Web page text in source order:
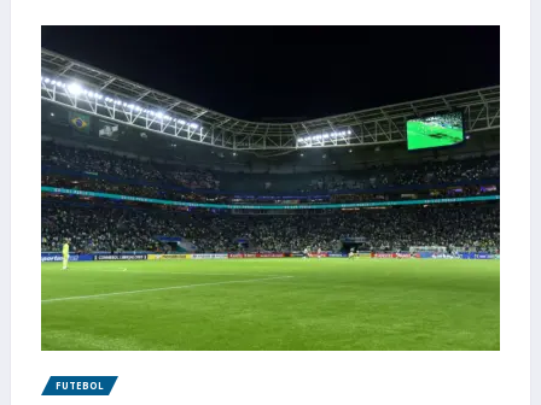
FUTEBOL